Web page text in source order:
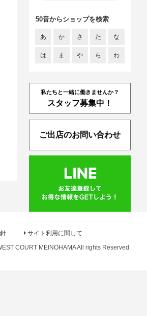
50音からショップを検索
あ か さ た な
は ま や ら わ
私たちと一緒に働きませんか？
スタッフ募集中！
ご出店のお問い合わせ
サイト利用に関して
COURT MEINOHAMA All rights Reserved.